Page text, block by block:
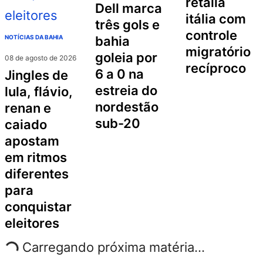
NOTÍCIAS DA BAHIA
08 de agosto de 2026
jingles de
lula, flávio,
renan e
caiado
apostam
em ritmos
diferentes
para
conquistar
eleitores
dell marca
três gols e
bahia
goleia por
6 a 0 na
estreia do
nordestão
sub-20
itália com
controle
migratório
recíproco
Carregando próxima matéria...